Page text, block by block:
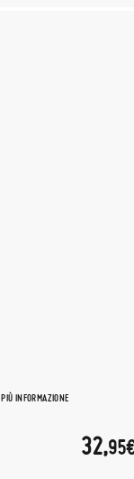
PIÙ INFORMAZIONE
32,95€